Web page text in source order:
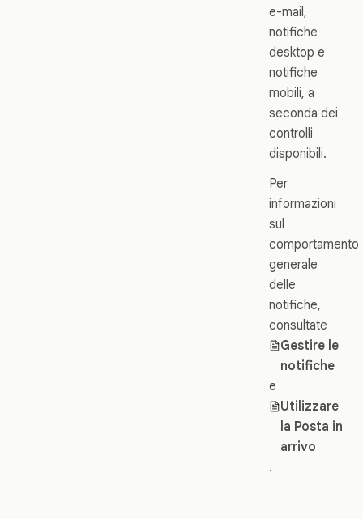
e-mail,
notifiche
desktop e
notifiche
mobili, a
seconda dei
controlli
disponibili.
Per
informazioni
sul
comportamento
generale
delle
notifiche,
consultate
Gestire le
notifiche
e
Utilizzare
la Posta in
arrivo
.